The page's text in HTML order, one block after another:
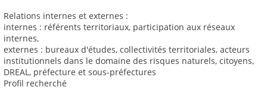
Relations internes et externes :
internes : référents territoriaux, participation aux réseaux
internes,
externes : bureaux d'études, collectivités territoriales, acteurs
institutionnels dans le domaine des risques naturels, citoyens,
DREAL, préfecture et sous-préfectures
Profil recherché